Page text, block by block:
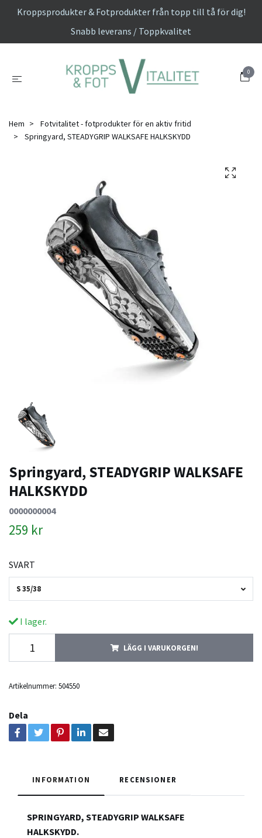
Kroppsprodukter & Fotprodukter från topp till tå för dig!
Snabb leverans / Toppkvalitet
0
Hem
Fotvitalitet - fotprodukter för en aktiv fritid
Springyard, STEADYGRIP WALKSAFE HALKSKYDD
Springyard, STEADYGRIP WALKSAFE
HALKSKYDD
0000000004
259 kr
SVART
S 35/38
I lager.
LÄGG I VARUKORGEN!
Artikelnummer: 504550
Dela
INFORMATION RECENSIONER
SPRINGYARD, STEADYGRIP WALKSAFE
HALKSKYDD.